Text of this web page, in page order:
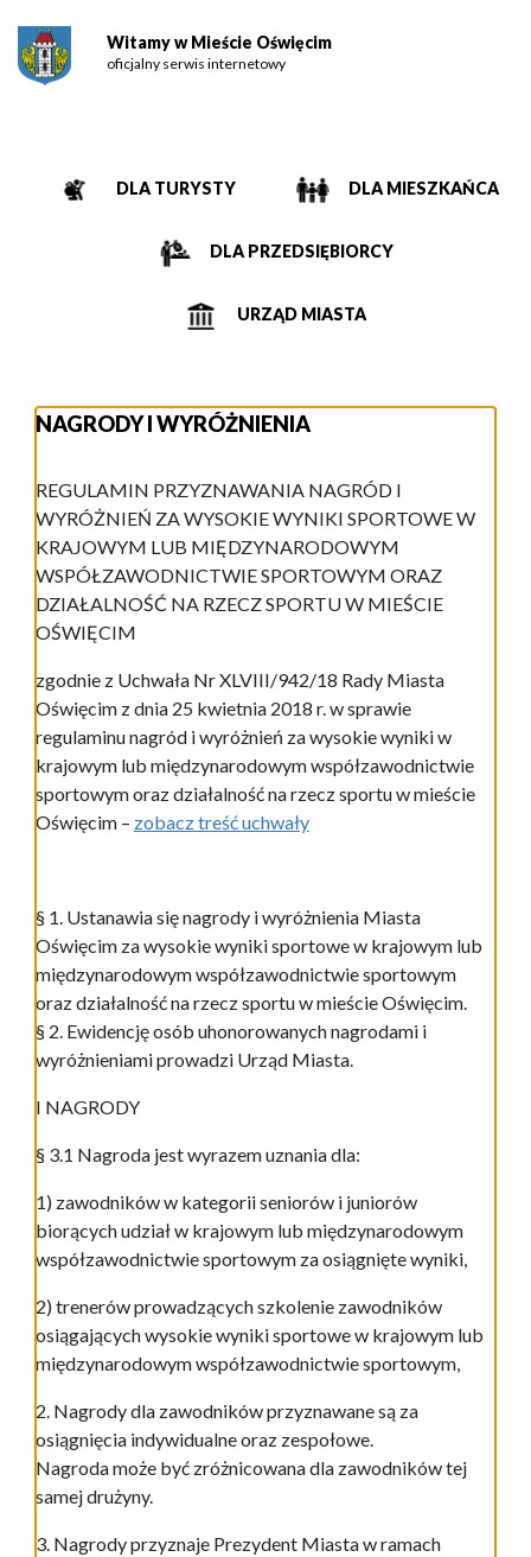
Witamy w Mieście Oświęcim
oficjalny serwis internetowy
DLA TURYSTY DLA MIESZKAŃCA
DLA PRZEDSIĘBIORCY
URZĄD MIASTA
NAGRODY I WYRÓŻNIENIA
REGULAMIN PRZYZNAWANIA NAGRÓD I
WYRÓŻNIEŃ ZA WYSOKIE WYNIKI SPORTOWE W
KRAJOWYM LUB MIĘDZYNARODOWYM
WSPÓŁZAWODNICTWIE SPORTOWYM ORAZ
DZIAŁALNOŚĆ NA RZECZ SPORTU W MIEŚCIE
OŚWIĘCIM
zgodnie z Uchwała Nr XLVIII/942/18 Rady Miasta
Oświęcim z dnia 25 kwietnia 2018 r. w sprawie
regulaminu nagród i wyróżnień za wysokie wyniki w
krajowym lub międzynarodowym współzawodnictwie
sportowym oraz działalność na rzecz sportu w mieście
Oświęcim – zobacz treść uchwały
§ 1. Ustanawia się nagrody i wyróżnienia Miasta
Oświęcim za wysokie wyniki sportowe w krajowym lub
międzynarodowym współzawodnictwie sportowym
oraz działalność na rzecz sportu w mieście Oświęcim.
§ 2. Ewidencję osób uhonorowanych nagrodami i
wyróżnieniami prowadzi Urząd Miasta.
I NAGRODY
§ 3.1 Nagroda jest wyrazem uznania dla:
1) zawodników w kategorii seniorów i juniorów
biorących udział w krajowym lub międzynarodowym
współzawodnictwie sportowym za osiągnięte wyniki,
2) trenerów prowadzących szkolenie zawodników
osiągających wysokie wyniki sportowe w krajowym lub
międzynarodowym współzawodnictwie sportowym,
2. Nagrody dla zawodników przyznawane są za
osiągnięcia indywidualne oraz zespołowe.
Nagroda może być zróżnicowana dla zawodników tej
samej drużyny.
3. Nagrody przyznaje Prezydent Miasta w ramach